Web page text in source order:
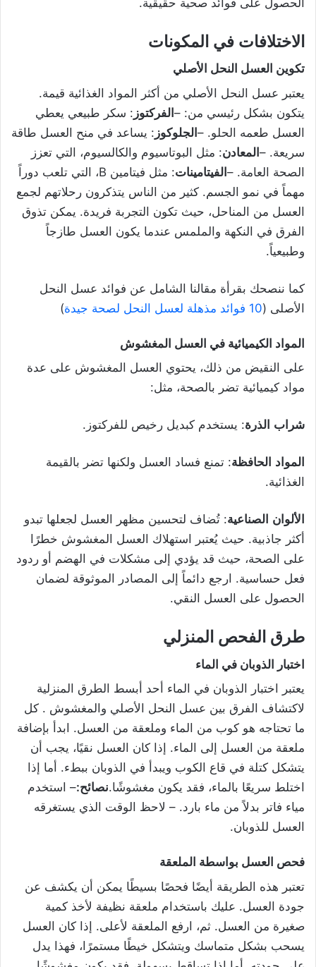
الاختلافات في المكونات
تكوين العسل النحل الأصلي
يعتبر عسل النحل الأصلي من أكثر المواد الغذائية قيمة.
يتكون بشكل رئيسي من: –الفركتوز : سكر طبيعي يعطي
العسل طعمه الحلو. –الجلوكوز : يساعد في منح العسل طاقة
سريعة. –المعادن: مثل البوتاسيوم والكالسيوم، التي تعزز
الصحة العامة. –الفيتامينات
: مثل فيتامين B، التي تلعب دوراً
مهماً في نمو الجسم. كثير من الناس يتذكرون رحلاتهم لجمع
العسل من المناحل، حيث تكون التجربة فريدة. يمكن تذوق
الفرق في النكهة والملمس عندما يكون العسل طازجاً
وطبيعياً.
كما ننصحك بقرأة مقالنا الشامل عن فوائد عسل النحل
الأصلى (10 فوائد مذهلة لعسل النحل لصحة جيدة )
المواد الكيميائية في العسل المغشوش
على النقيض من ذلك، يحتوي العسل المغشوش على عدة
مواد كيميائية تضر بالصحة، مثل:
شراب الذرة: يستخدم كبديل رخيص للفركتوز.
المواد الحافظة: تمنع فساد العسل ولكنها تضر بالقيمة
الغذائية.
الألوان الصناعية: تُضاف لتحسين مظهر العسل لجعلها تبدو
أكثر جاذبية. حيث يُعتبر استهلاك العسل المغشوش خطرًا
على الصحة، حيث قد يؤدي إلى مشكلات في الهضم أو ردود
فعل حساسية. ارجع دائماً إلى المصادر الموثوقة لضمان
الحصول على العسل النقي.
طرق الفحص المنزلي
اختبار الذوبان في الماء
يعتبر اختبار الذوبان في الماء أحد أبسط الطرق المنزلية
لاكتشاف الفرق بين عسل النحل الأصلي والمغشوش . كل
ما تحتاجه هو كوب من الماء وملعقة من العسل. ابدأ بإضافة
ملعقة من العسل إلى الماء. إذا كان العسل نقيًا، يجب أن
يتشكل كتلة في قاع الكوب ويبدأ في الذوبان ببطء. أما إذا
اختلط سريعًا بالماء، فقد يكون مغشوشًا.نصائح:– استخدم
مياء فاتر بدلاً من ماء بارد. – لاحظ الوقت الذي يستغرقه
العسل للذوبان.
فحص العسل بواسطة الملعقة
تعتبر هذه الطريقة أيضًا فحصًا بسيطًا يمكن أن يكشف عن
جودة العسل. عليك باستخدام ملعقة نظيفة لأخذ كمية
صغيرة من العسل. ثم، ارفع الملعقة لأعلى. إذا كان العسل
يسحب بشكل متماسك ويتشكل خيطًا مستمرًا، فهذا يدل